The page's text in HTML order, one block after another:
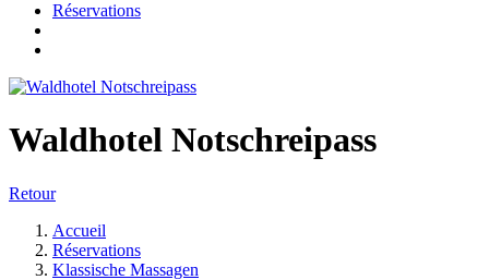
Réservations
Waldhotel Notschreipass
Retour
Accueil
Réservations
Klassische Massagen